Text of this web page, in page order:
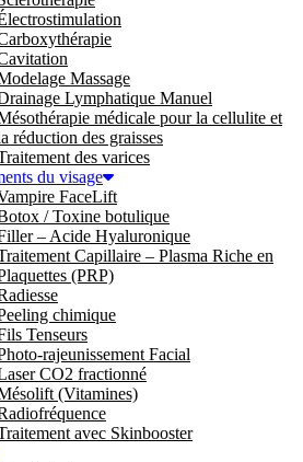
Massage
Lymphatique Manuel
médicale pour la cellulite et
réduction des graisses
des varices
du visage
FaceLift
/ Toxine botulique
– Acide Hyaluronique
Capillaire – Plasma Riche en
(PRP)
chimique
Tenseurs
rajeunissement Facial
CO2 fractionné
(Vitamines)
avec Skinbooster